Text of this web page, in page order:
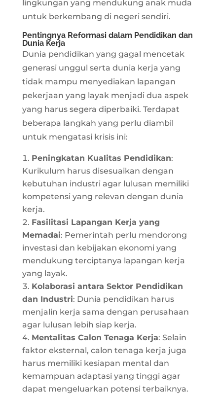
lingkungan yang mendukung anak muda
untuk berkembang di negeri sendiri.
Pentingnya Reformasi dalam Pendidikan dan
Dunia Kerja
Dunia pendidikan yang gagal mencetak
generasi unggul serta dunia kerja yang
tidak mampu menyediakan lapangan
pekerjaan yang layak menjadi dua aspek
yang harus segera diperbaiki. Terdapat
beberapa langkah yang perlu diambil
untuk mengatasi krisis ini:
Peningkatan Kualitas Pendidikan:
Kurikulum harus disesuaikan dengan
kebutuhan industri agar lulusan memiliki
kompetensi yang relevan dengan dunia
kerja.
Fasilitasi Lapangan Kerja yang
Memadai: Pemerintah perlu mendorong
investasi dan kebijakan ekonomi yang
mendukung terciptanya lapangan kerja
yang layak.
Kolaborasi antara Sektor Pendidikan
dan Industri: Dunia pendidikan harus
menjalin kerja sama dengan perusahaan
agar lulusan lebih siap kerja.
Mentalitas Calon Tenaga Kerja: Selain
faktor eksternal, calon tenaga kerja juga
harus memiliki kesiapan mental dan
kemampuan adaptasi yang tinggi agar
dapat mengeluarkan potensi terbaiknya.